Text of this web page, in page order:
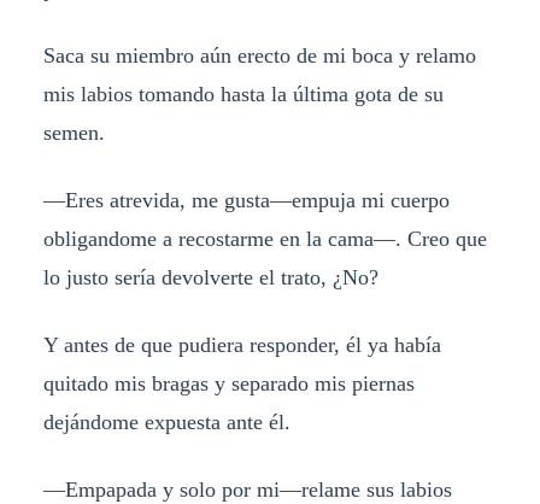
Saca su miembro aún erecto de mi boca y relamo
mis labios tomando hasta la última gota de su
semen.
—Eres atrevida, me gusta—empuja mi cuerpo
obligandome a recostarme en la cama—. Creo que
lo justo sería devolverte el trato, ¿No?
Y antes de que pudiera responder, él ya había
quitado mis bragas y separado mis piernas
dejándome expuesta ante él.
—Empapada y solo por mi—relame sus labios